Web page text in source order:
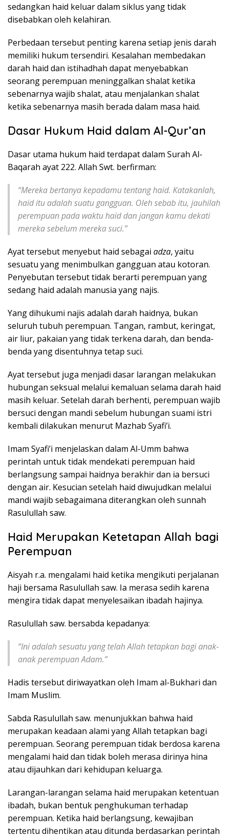
sedangkan haid keluar dalam siklus yang tidak
disebabkan oleh kelahiran.
Perbedaan tersebut penting karena setiap jenis darah
memiliki hukum tersendiri. Kesalahan membedakan
darah haid dan istihadhah dapat menyebabkan
seorang perempuan meninggalkan shalat ketika
sebenarnya wajib shalat, atau menjalankan shalat
ketika sebenarnya masih berada dalam masa haid.
Dasar Hukum Haid dalam Al-Qur’an
Dasar utama hukum haid terdapat dalam Surah Al-
Baqarah ayat 222. Allah Swt. berfirman:
“Mereka bertanya kepadamu tentang haid. Katakanlah,
haid itu adalah suatu gangguan. Oleh sebab itu, jauhilah
perempuan pada waktu haid dan jangan kamu dekati
mereka sebelum mereka suci.”
Ayat tersebut menyebut haid sebagai adza, yaitu
sesuatu yang menimbulkan gangguan atau kotoran.
Penyebutan tersebut tidak berarti perempuan yang
sedang haid adalah manusia yang najis.
Yang dihukumi najis adalah darah haidnya, bukan
seluruh tubuh perempuan. Tangan, rambut, keringat,
air liur, pakaian yang tidak terkena darah, dan benda-
benda yang disentuhnya tetap suci.
Ayat tersebut juga menjadi dasar larangan melakukan
hubungan seksual melalui kemaluan selama darah haid
masih keluar. Setelah darah berhenti, perempuan wajib
bersuci dengan mandi sebelum hubungan suami istri
kembali dilakukan menurut Mazhab Syafi’i.
Imam Syafi’i menjelaskan dalam Al-Umm bahwa
perintah untuk tidak mendekati perempuan haid
berlangsung sampai haidnya berakhir dan ia bersuci
dengan air. Kesucian setelah haid diwujudkan melalui
mandi wajib sebagaimana diterangkan oleh sunnah
Rasulullah saw.
Haid Merupakan Ketetapan Allah bagi
Perempuan
Aisyah r.a. mengalami haid ketika mengikuti perjalanan
haji bersama Rasulullah saw. Ia merasa sedih karena
mengira tidak dapat menyelesaikan ibadah hajinya.
Rasulullah saw. bersabda kepadanya:
“Ini adalah sesuatu yang telah Allah tetapkan bagi anak-
anak perempuan Adam.”
Hadis tersebut diriwayatkan oleh Imam al-Bukhari dan
Imam Muslim.
Sabda Rasulullah saw. menunjukkan bahwa haid
merupakan keadaan alami yang Allah tetapkan bagi
perempuan. Seorang perempuan tidak berdosa karena
mengalami haid dan tidak boleh merasa dirinya hina
atau dijauhkan dari kehidupan keluarga.
Larangan-larangan selama haid merupakan ketentuan
ibadah, bukan bentuk penghukuman terhadap
perempuan. Ketika haid berlangsung, kewajiban
tertentu dihentikan atau ditunda berdasarkan perintah